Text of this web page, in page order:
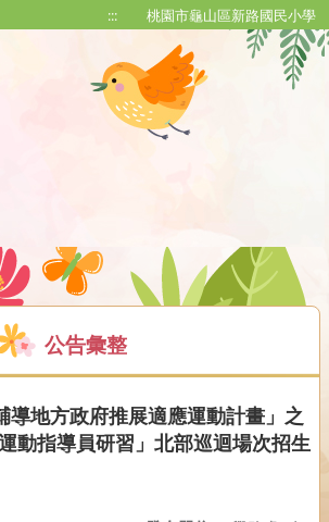
::: 桃園市龜山區新路國民小學
公告彙整
導地方政府推展適應運動計畫」之
動指導員研習」北部巡迴場次招生